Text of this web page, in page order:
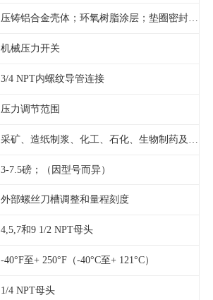
压铸铝合金壳体；环氧树脂涂层；垫圈密封；卡紧螺丝
机械压力开关
3/4 NPT内螺纹导管连接
压力调节范围
3-7.5磅；（因型号而异）
外部螺丝刀槽调整和量程刻度
4,5,7和9 1/2 NPT母头
-40°F至+ 250°F（-40°C至+ 121°C）
1/4 NPT母头